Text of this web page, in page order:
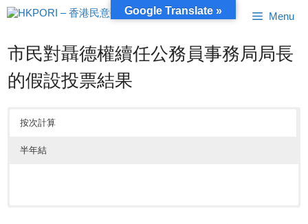
跳
至
容
Menu
市民對聶德權續任公務員事務局局長
的假設投票結果
按次計算
半年結
Google Translate »